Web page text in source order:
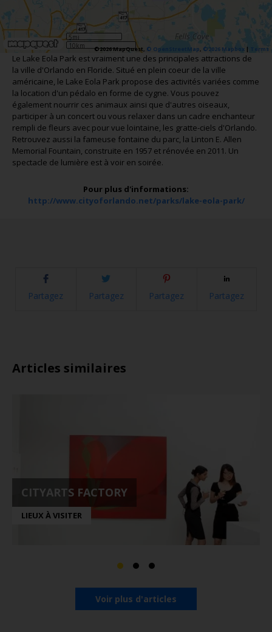
5mi
10km
©2026 MapQuest, © OpenStreetMap, ©2026 Mapbox | Terms
Le Lake Eola Park est vraiment une des principales attractions de
la ville d'Orlando en Floride. Situé en plein coeur de la ville
américaine, le Lake Eola Park propose des activités variées comme
la location d'un pédalo en forme de cygne. Vous pouvez
également nourrir ces animaux ainsi que d'autres oiseaux,
participer à un concert ou vous relaxer dans un cadre enchanteur
rempli de fleurs avec pour vue lointaine, les gratte-ciels d'Orlando.
Retrouvez aussi la fameuse fontaine du parc, la Linton E. Allen
Memorial Fountain, construite en 1957 et rénovée en 2011. Un
spectacle de lumière est à voir en soirée.
Pour plus d'informations:
http://www.cityoforlando.net/parks/lake-eola-park/
Partagez Partagez Partagez Partagez
Articles similaires
CITYARTS FACTORY
LIEUX À VISITER
Voir plus d'articles